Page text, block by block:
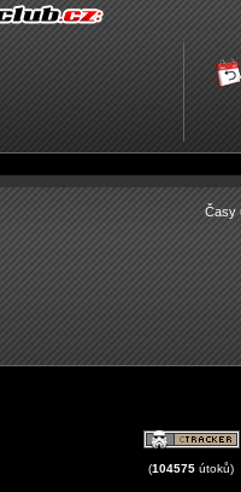
Časy
(104575 útoků)